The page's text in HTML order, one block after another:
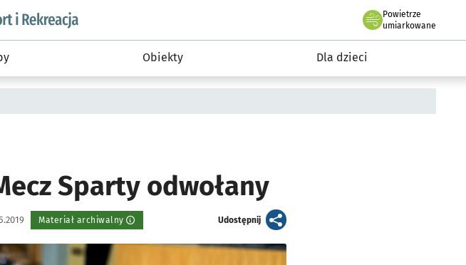
podserwis: Sport i rekreacja
Powietrze
we Wrocławiu
umiarkowane
Obiekty Dla dzieci
Sparty odwołany
Materiał archiwalny Udostępnijartykuł